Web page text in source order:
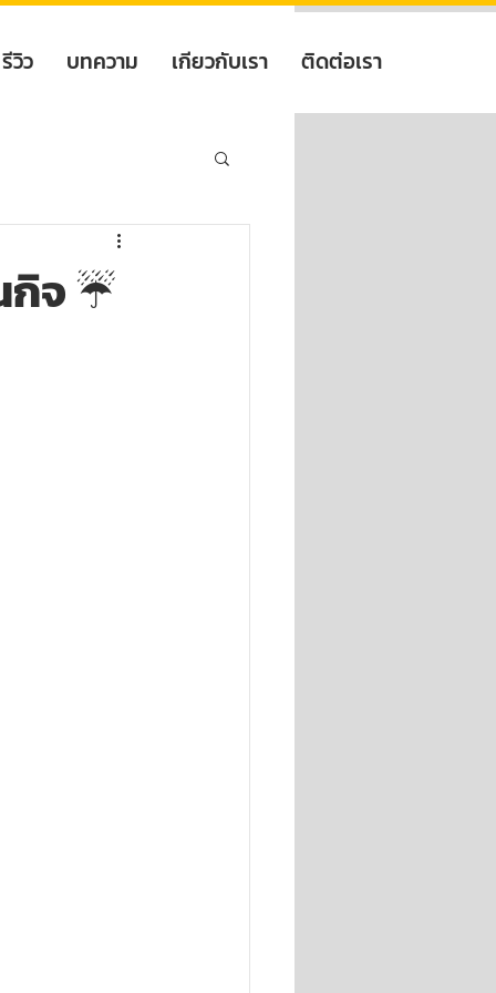
รีวิว บทความ เกียวกับเรา ติดต่อเรา
จ ☔